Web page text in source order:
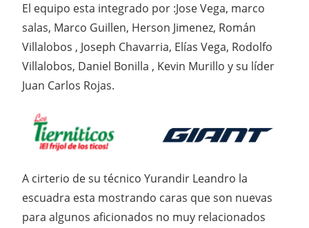
El equipo esta integrado por :Jose Vega, marco
salas, Marco Guillen, Herson Jimenez, Román
Villalobos , Joseph Chavarria, Elías Vega, Rodolfo
Villalobos, Daniel Bonilla , Kevin Murillo y su líder
Juan Carlos Rojas.
A cirterio de su técnico Yurandir Leandro la
escuadra esta mostrando caras que son nuevas
para algunos aficionados no muy relacionados